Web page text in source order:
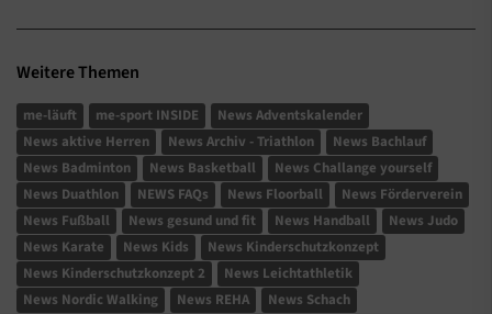
Weitere Themen
me-läuft me-sport INSIDE
News Adventskalender
News aktive Herren
News Archiv - Triathlon
News Bachlauf
News Badminton
News Basketball
News Challange yourself
News Duathlon
NEWS FAQs News Floorball
News Förderverein
News Fußball
News gesund und fit News Handball
News Judo
News Karate
News Kids
News Kinderschutzkonzept
News Kinderschutzkonzept 2
News Leichtathletik
News Nordic Walking
News REHA
News Schach